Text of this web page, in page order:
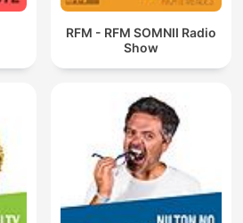
RFM - RFM SOMNII Radio
Show